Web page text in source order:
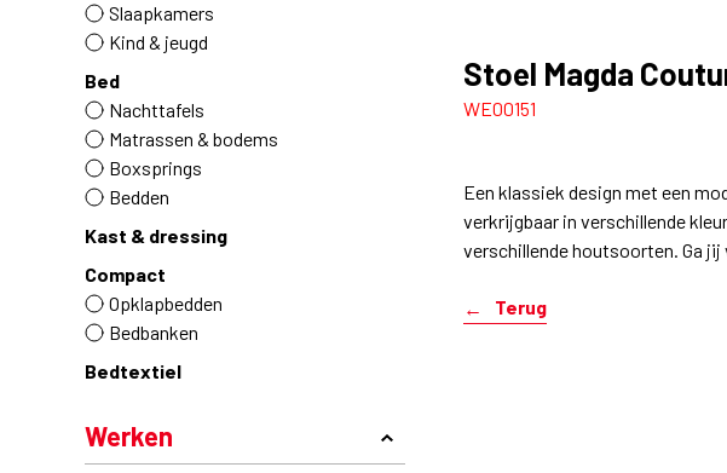
Slaapkamers
Kind & jeugd
Bed
Nachttafels
Matrassen & bodems
Boxsprings
Bedden
Kast & dressing
Compact
Opklapbedden
Bedbanken
Bedtextiel
Werken
Stoel Magda
WE00151
Een klassiek design met een
verkrijgbaar in verschillende
verschillende houtsoorten. Ga
Terug